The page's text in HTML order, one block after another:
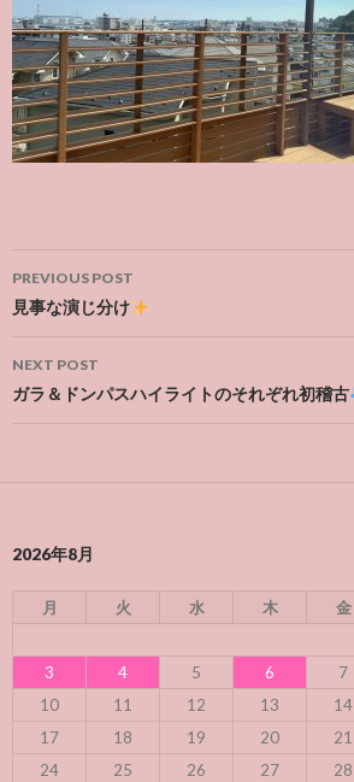
Post
navigation
PREVIOUS POST
見事な演じ分け
NEXT POST
ガラ＆ドンパスハイライトのそれぞれ初稽古
2026年8月
月 火 水 木 金
3
4 5 6 7
10
11 12 13 14
17
18 19 20 21
24
25 26 27 28